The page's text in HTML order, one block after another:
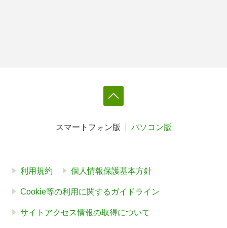
スマートフォン版 パソコン版
利用規約 個人情報保護基本方針
Cookie等の利用に関するガイドライン
サイトアクセス情報の取得について